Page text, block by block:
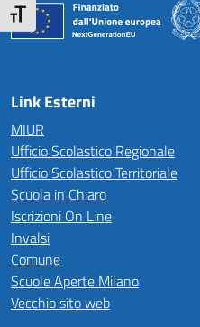
Attiva/disattiva dimensione testo
Link Esterni
MIUR
Ufficio Scolastico Regionale
Ufficio Scolastico Territoriale
Scuola in Chiaro
Iscrizioni On Line
Invalsi
Comune
Scuole Aperte Milano
Vecchio sito web